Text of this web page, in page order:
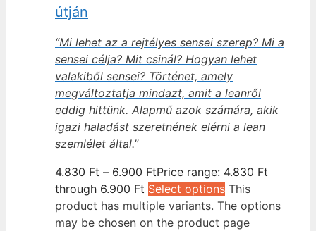
útján
“Mi lehet az a rejtélyes sensei szerep? Mi a
sensei célja? Mit csinál? Hogyan lehet
valakiből sensei? Történet, amely
megváltoztatja mindazt, amit a leanről
eddig hittünk. Alapmű azok számára, akik
igazi haladást szeretnének elérni a lean
szemlélet által.”
4.830 Ft – 6.900 FtPrice range: 4.830 Ft
through 6.900 Ft Select options This
product has multiple variants. The options
may be chosen on the product page